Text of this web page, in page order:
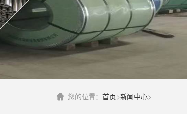
您的位置： 首页>新闻中心>